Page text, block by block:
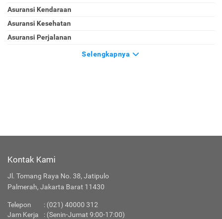
Asuransi Kendaraan
Asuransi Kesehatan
Asuransi Perjalanan
Selengkapnya
Kontak Kami
Jl. Tomang Raya No. 38, Jatipulo
Palmerah, Jakarta Barat 11430
Telepon : (021) 40000 312
Jam Kerja
: (Senin-Jumat 9:00-17:00)